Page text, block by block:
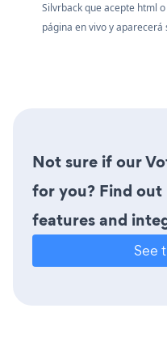
Silvrback que acepte html
página en vivo y aparecerá
Not sure if our
for you? Find
features and
See